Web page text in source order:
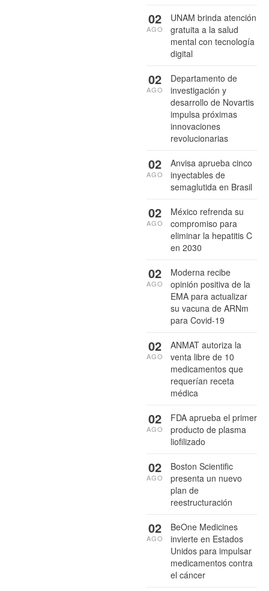
UNAM brinda atención
gratuita a la salud
mental con tecnología
digital
02
AGO
Departamento de
investigación y
desarrollo de Novartis
impulsa próximas
innovaciones
revolucionarias
02
AGO
Anvisa aprueba cinco
inyectables de
semaglutida en Brasil
02
AGO
México refrenda su
compromiso para
eliminar la hepatitis C
en 2030
02
AGO
Moderna recibe
opinión positiva de la
EMA para actualizar
su vacuna de ARNm
para Covid-19
02
AGO
ANMAT autoriza la
venta libre de 10
medicamentos que
requerían receta
médica
02
AGO
FDA aprueba el primer
producto de plasma
liofilizado
02
AGO
Boston Scientific
presenta un nuevo
plan de
reestructuración
02
AGO
BeOne Medicines
invierte en Estados
Unidos para impulsar
medicamentos contra
el cáncer
02
AGO